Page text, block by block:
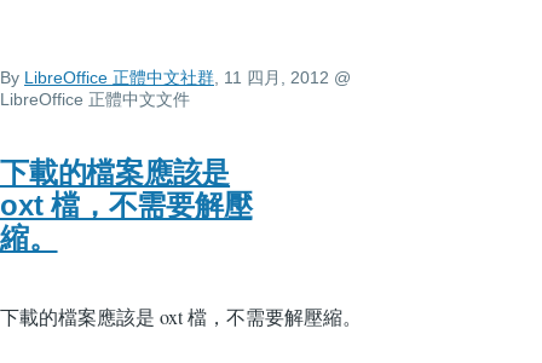
By LibreOffice 正體中文社群, 11 四月, 2012 @
LibreOffice 正體中文文件
下載的檔案應該是
oxt 檔，不需要解壓
縮。
下載的檔案應該是 oxt 檔，不需要解壓縮。